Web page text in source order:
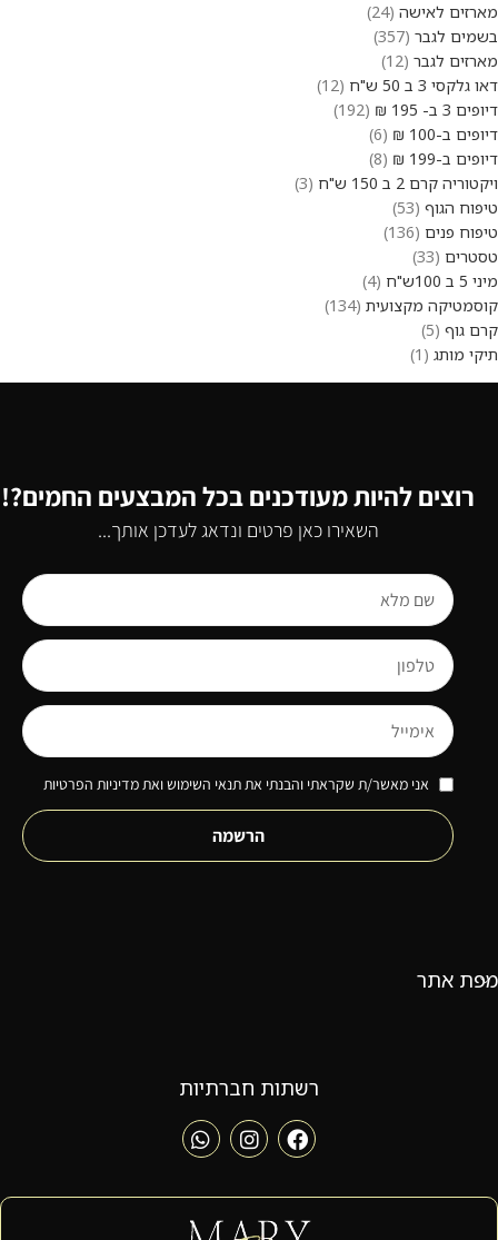
מארזים לאישה 24
בשמים לגבר 357
מארזים לגבר 12
דאו גלקסי 3 ב 50 ש"ח
12
דיופים 3 ב- 195 ₪
192
דיופים ב-100 ₪
6
דיופים ב-199 ₪
8
ויקטוריה קרם 2 ב 150 ש"ח
3
טיפוח הגוף 53
טיפוח פנים 136
טסטרים 33
מיני 5 ב 100ש"ח
4
קוסמטיקה מקצועית 134
קרם גוף 5
תיקי מותג
1
רוצים להיות מעודכנים בכל המבצעים החמים?!
השאירו כאן פרטים ונדאג לעדכן אותך...
אני מאשר/ת שקראתי והבנתי את תנאי השימוש ואת מדיניות הפרטיות
הרשמה
מפת אתר
רשתות חברתיות